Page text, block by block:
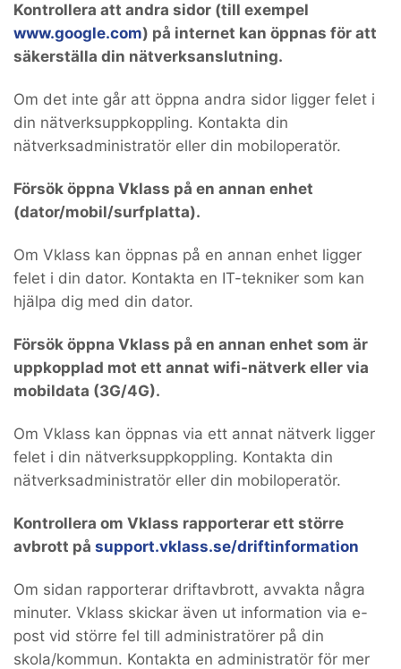
Kontrollera att andra sidor (till exempel
www.google.com) på internet kan öppnas för att
säkerställa din nätverksanslutning.
Om det inte går att öppna andra sidor ligger felet i
din nätverksuppkoppling. Kontakta din
nätverksadministratör eller din mobiloperatör.
Försök öppna Vklass på en annan enhet
(dator/mobil/surfplatta).
Om Vklass kan öppnas på en annan enhet ligger
felet i din dator. Kontakta en IT-tekniker som kan
hjälpa dig med din dator.
Försök öppna Vklass på en annan enhet som är
uppkopplad mot ett annat wifi-nätverk eller via
mobildata (3G/4G).
Om Vklass kan öppnas via ett annat nätverk ligger
felet i din nätverksuppkoppling. Kontakta din
nätverksadministratör eller din mobiloperatör.
Kontrollera om Vklass rapporterar ett större
avbrott på support.vklass.se/driftinformation
Om sidan rapporterar driftavbrott, avvakta några
minuter. Vklass skickar även ut information via e-
post vid större fel till administratörer på din
skola/kommun. Kontakta en administratör för mer